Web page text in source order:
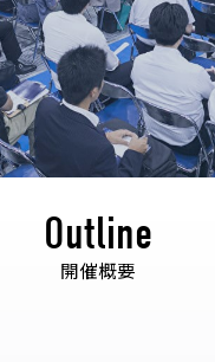
Outline
開催概要